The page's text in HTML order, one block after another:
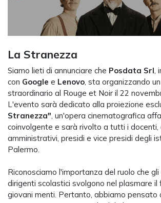
La Stranezza
Siamo lieti di annunciare che Posdata Srl,
con Google e Lenovo, sta organizzando
straordinario al Rouge et Noir il 22
L'evento sarà dedicato alla proiezione
Stranezza", un'opera cinematografica
coinvolgente e sarà rivolto a tutti i
amministrativi, presidi e vice presidi degli
Palermo.
Riconosciamo l'importanza del ruolo che
dirigenti scolastici svolgono nel plasmare il
giovani menti. Pertanto, abbiamo pensato